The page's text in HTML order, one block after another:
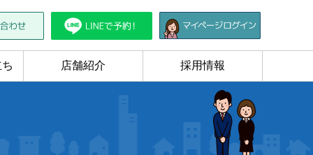
店舗紹介 採用情報